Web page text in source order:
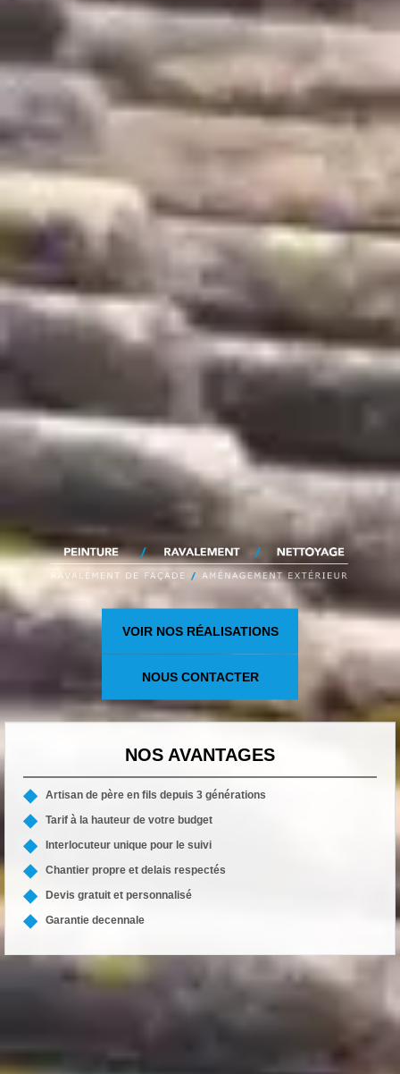
VOIR NOS RÉALISATIONS
NOUS CONTACTER
NOS AVANTAGES
Artisan de père en fils depuis 3 générations
Tarif à la hauteur de votre budget
Interlocuteur unique pour le suivi
Chantier propre et delais respectés
Devis gratuit et personnalisé
Garantie decennale